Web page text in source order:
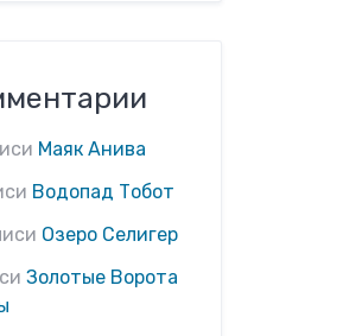
Маяк Анива
Водопад Тобот
Озеро Селигер
Золотые Ворота